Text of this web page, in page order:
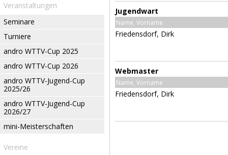
Veranstaltungen
Seminare
Turniere
andro WTTV-Cup 2025
andro WTTV-Cup 2026
andro WTTV-Jugend-Cup
2025/26
andro WTTV-Jugend-Cup
2026/27
mini-Meisterschaften
Vereine
Jugendwart
Name, Vorname
Friedensdorf, Dirk
Webmaster
Name, Vorname
Friedensdorf, Dirk